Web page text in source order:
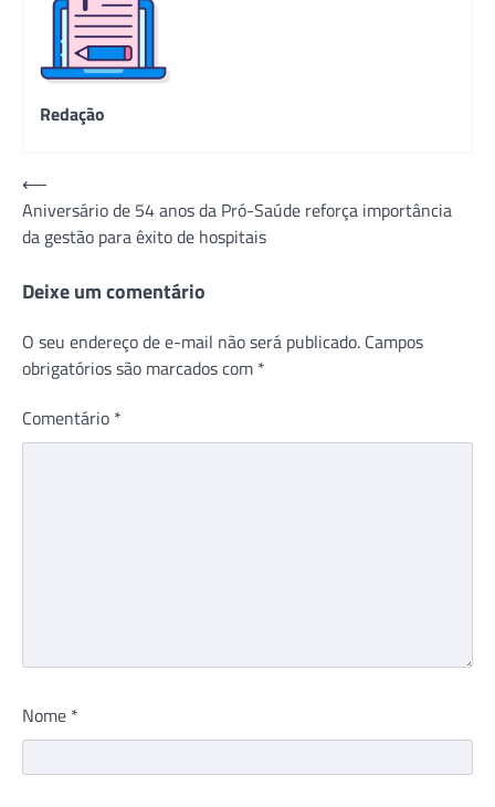
Redação
Navegação
de
Post
⟵
Aniversário de 54 anos da Pró-Saúde reforça importância
da gestão para êxito de hospitais
Deixe um comentário
O seu endereço de e-mail não será publicado. Campos
obrigatórios são marcados com *
Comentário *
Nome *